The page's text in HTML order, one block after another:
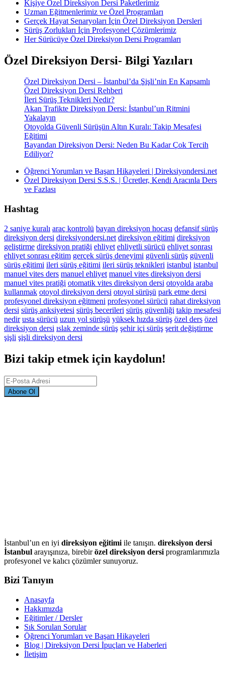
Kişiye Özel Direksiyon Dersi Paketlerimiz
Uzman Eğitmenlerimiz ve Özel Programları
Gerçek Hayat Senaryoları İçin Özel Direksiyon Dersleri
Sürüş Zorlukları İçin Profesyonel Çözümlerimiz
Her Sürücüye Özel Direksiyon Dersi Programları
Özel Direksiyon Dersi- Bilgi Yazıları
Özel Direksiyon Dersi – İstanbul’da Şişli’nin En Kapsamlı
Özel Direksiyon Dersi Rehberi
İleri Sürüş Teknikleri Nedir?
Akan Trafikte Direksiyon Dersi: İstanbul’un Ritmini
Yakalayın
Otoyolda Güvenli Sürüşün Altın Kuralı: Takip Mesafesi
Eğitimi
Bayandan Direksiyon Dersi: Neden Bu Kadar Çok Tercih
Ediliyor?
Öğrenci Yorumları ve Başarı Hikayeleri | Direksiyondersi.net
Özel Direksiyon Dersi S.S.S. | Ücretler, Kendi Aracınla Ders
ve Fazlası
Hashtag
2 saniye kuralı araç kontrolü bayan direksiyon hocası defansif sürüş
direksiyon dersi direksiyondersi.net direksiyon eğitimi direksiyon
geliştirme direksiyon pratiği ehliyet ehliyetli sürücü ehliyet sonrası
ehliyet sonrası eğitim gerçek sürüş deneyimi güvenli sürüş güvenli
sürüş eğitimi ileri sürüş eğitimi ileri sürüş teknikleri istanbul istanbul
manuel vites ders manuel ehliyet manuel vites direksiyon dersi
manuel vites pratiği otomatik vites direksiyon dersi otoyolda araba
kullanmak otoyol direksiyon dersi otoyol sürüşü park etme dersi
profesyonel direksiyon eğitmeni profesyonel sürücü rahat direksiyon
dersi sürüş anksiyetesi sürüş becerileri sürüş güvenliği takip mesafesi
nedir usta sürücü uzun yol sürüşü yüksek hızda sürüş özel ders özel
direksiyon dersi ıslak zeminde sürüş şehir içi sürüş şerit değiştirme
şişli şişli direksiyon dersi
Bizi takip etmek için kaydolun!
Abone Ol
İstanbul’un en iyi direksiyon eğitimi ile tanışın. direksiyon dersi
İstanbul arayışınıza, birebirözel direksiyon dersi programlarımızla
profesyonel ve kalıcı çözümler sunuyoruz.
Bizi Tanıyın
Anasayfa
Hakkımızda
Eğitimler / Dersler
Sık Sorulan Sorular
Öğrenci Yorumları ve Başarı Hikayeleri
Blog | Direksiyon Dersi İpuçları ve Haberleri
İletişim